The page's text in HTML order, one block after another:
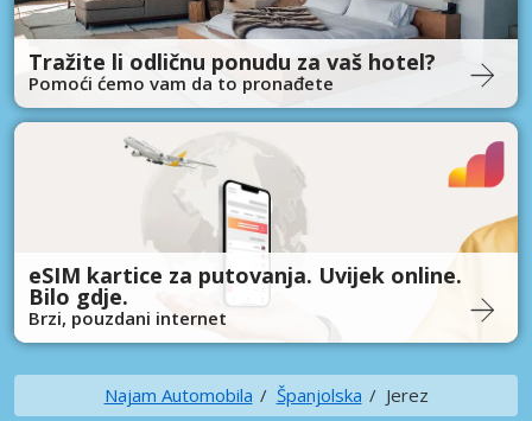
Tražite li odličnu ponudu za vaš hotel?
Pomoći ćemo vam da to pronađete
eSIM kartice za putovanja. Uvijek online.
Bilo gdje.
Brzi, pouzdani internet
Najam Automobila Španjolska Jerez